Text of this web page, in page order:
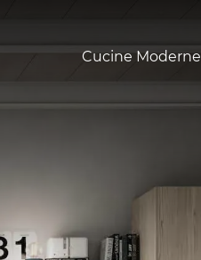
Cucine Moderne